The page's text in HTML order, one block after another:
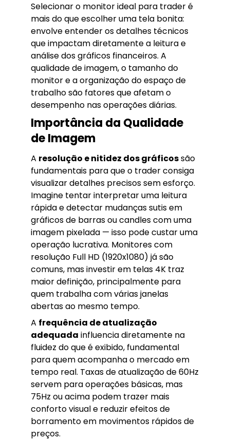
Selecionar o monitor ideal para trader é
mais do que escolher uma tela bonita:
envolve entender os detalhes técnicos
que impactam diretamente a leitura e
análise dos gráficos financeiros. A
qualidade de imagem, o tamanho do
monitor e a organização do espaço de
trabalho são fatores que afetam o
desempenho nas operações diárias.
Importância da Qualidade
de Imagem
A resolução e nitidez dos gráficossão
fundamentais para que o trader consiga
visualizar detalhes precisos sem esforço.
Imagine tentar interpretar uma leitura
rápida e detectar mudanças sutis em
gráficos de barras ou candles com uma
imagem pixelada — isso pode custar uma
operação lucrativa. Monitores com
resolução Full HD (1920x1080) já são
comuns, mas investir em telas 4K traz
maior definição, principalmente para
quem trabalha com várias janelas
abertas ao mesmo tempo.
A frequência de atualização
adequada influencia diretamente na
fluidez do que é exibido, fundamental
para quem acompanha o mercado em
tempo real. Taxas de atualização de 60Hz
servem para operações básicas, mas
75Hz ou acima podem trazer mais
conforto visual e reduzir efeitos de
borramento em movimentos rápidos de
preços.